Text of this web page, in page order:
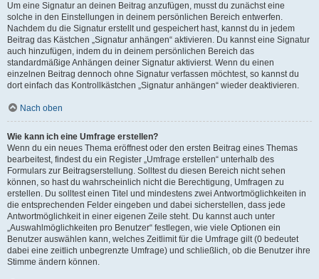
Um eine Signatur an deinen Beitrag anzufügen, musst du zunächst eine
solche in den Einstellungen in deinem persönlichen Bereich entwerfen.
Nachdem du die Signatur erstellt und gespeichert hast, kannst du in jedem
Beitrag das Kästchen „Signatur anhängen“ aktivieren. Du kannst eine Signatur
auch hinzufügen, indem du in deinem persönlichen Bereich das
standardmäßige Anhängen deiner Signatur aktivierst. Wenn du einen
einzelnen Beitrag dennoch ohne Signatur verfassen möchtest, so kannst du
dort einfach das Kontrollkästchen „Signatur anhängen“ wieder deaktivieren.
Nach oben
Wie kann ich eine Umfrage erstellen?
Wenn du ein neues Thema eröffnest oder den ersten Beitrag eines Themas
bearbeitest, findest du ein Register „Umfrage erstellen“ unterhalb des
Formulars zur Beitragserstellung. Solltest du diesen Bereich nicht sehen
können, so hast du wahrscheinlich nicht die Berechtigung, Umfragen zu
erstellen. Du solltest einen Titel und mindestens zwei Antwortmöglichkeiten in
die entsprechenden Felder eingeben und dabei sicherstellen, dass jede
Antwortmöglichkeit in einer eigenen Zeile steht. Du kannst auch unter
„Auswahlmöglichkeiten pro Benutzer“ festlegen, wie viele Optionen ein
Benutzer auswählen kann, welches Zeitlimit für die Umfrage gilt (0 bedeutet
dabei eine zeitlich unbegrenzte Umfrage) und schließlich, ob die Benutzer ihre
Stimme ändern können.